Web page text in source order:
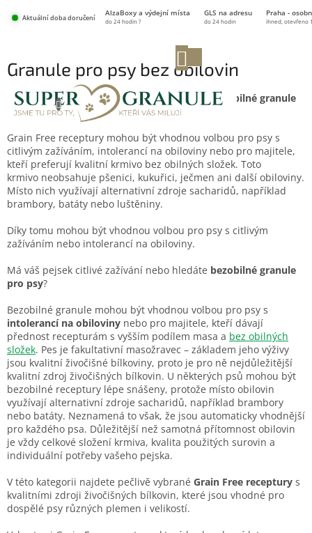
Aktuální doba doručení
AlzaBoxy a výdejní místa GLS na adresu Praha -
do 24 hodin ? do 24 hodin ihned, otevřeno
KOŠÍK
Granule pro psy bez obilovin
Má váš pejsek citlivé zažívání nebo hledáte bezobilné granule
pro psy?
Grain Free receptury mohou být vhodnou volbou pro psy s
citlivým zažíváním, intolerancí na obiloviny nebo pro majitele,
kteří preferují kvalitní krmivo bez obilných složek. Toto
krmivo neobsahuje pšenici, kukuřici, ječmen ani další obiloviny.
Místo nich využívají alternativní zdroje sacharidů, například
brambory, batáty nebo luštěniny.
Díky tomu mohou být vhodnou volbou pro psy s citlivým
zažíváním nebo intolerancí na obiloviny.
Má váš pejsek citlivé zažívání nebo hledáte bezobilné granule
pro psy?
Bezobilné granule mohou být vhodnou volbou pro psy s
intolerancí na obiloviny nebo pro majitele, kteří dávají
přednost recepturám s vyšším podílem masa a bez obilných
složek. Pes je fakultativní masožravec – základem jeho výživy
jsou kvalitní živočišné bílkoviny, proto je pro ně nejdůležitější
kvalitní zdroj živočišných bílkovin. U některých psů mohou být
bezobilné receptury lépe snášeny, protože místo obilovin
využívají alternativní zdroje sacharidů, například brambory
nebo batáty. Neznamená to však, že jsou automaticky vhodnější
pro každého psa. Důležitější než samotná přítomnost obilovin
je vždy celkové složení krmiva, kvalita použitých surovin a
individuální potřeby vašeho pejska.
V této kategorii najdete pečlivě vybrané Grain Free receptury s
kvalitními zdroji živočišných bílkovin, které jsou vhodné pro
dospělé psy různých plemen i velikostí.